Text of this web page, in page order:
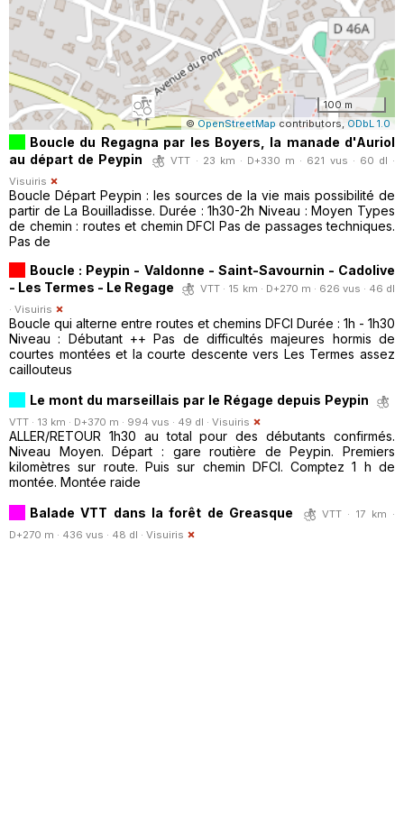
100 m
© OpenStreetMap contributors, ODbL 1.0
Boucle du Regagna par les Boyers, la manade d'Auriol
au départ de Peypin
VTT · 23 km · D+330 m · 621 vus · 60 dl ·
Visuiris
Boucle Départ Peypin : les sources de la vie mais possibilité de
partir de La Bouilladisse. Durée : 1h30-2h Niveau : Moyen Types
de chemin : routes et chemin DFCI Pas de passages techniques.
Pas de
Boucle : Peypin - Valdonne - Saint-Savournin - Cadolive
- Les Termes - Le Regage
VTT · 15 km · D+270 m · 626 vus · 46 dl
· Visuiris
Boucle qui alterne entre routes et chemins DFCI Durée : 1h - 1h30
Niveau : Débutant ++ Pas de difficultés majeures hormis de
courtes montées et la courte descente vers Les Termes assez
caillouteus
Le mont du marseillais par le Régage depuis Peypin
VTT · 13 km · D+370 m · 994 vus · 49 dl · Visuiris
ALLER/RETOUR 1h30 au total pour des débutants confirmés.
Niveau Moyen. Départ : gare routière de Peypin. Premiers
kilomètres sur route. Puis sur chemin DFCI. Comptez 1 h de
montée. Montée raide
Balade VTT dans la forêt de Greasque
VTT · 17 km ·
D+270 m · 436 vus · 48 dl · Visuiris